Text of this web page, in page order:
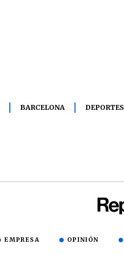
BARCELONA DEPORTES
EMPRESA OPINIÓN